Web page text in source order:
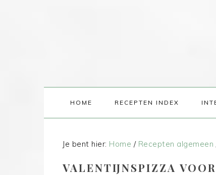
HOME RECEPTEN INDEX
Je bent hier: Home / Recepten algemeen
VALENTIJNSPIZZA